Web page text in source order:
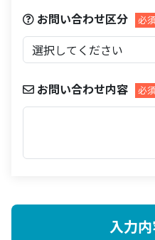
お問い合わせ区分
お問い合わせ内容
入力